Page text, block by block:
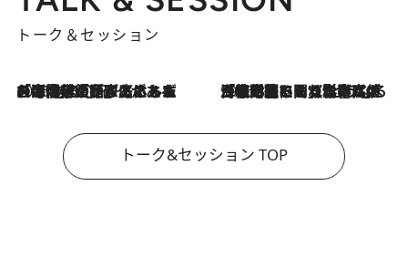
トーク＆セッション
2026.8.3
「今後値上げがあるとすれば…」「リスクがあるのは今年の冬」エネルギー専門家が語る、ホルムズ海峡封鎖が家庭にもたらす“ある心配” 2026.8.3
「住宅建てられない…」「サーチャージ料の高値が続いている」ホルムズ海峡封鎖による影響はいつまで続く？《エネルギー専門家に聞く“どうなる日本の暮らし”》
トーク&セッション TOP